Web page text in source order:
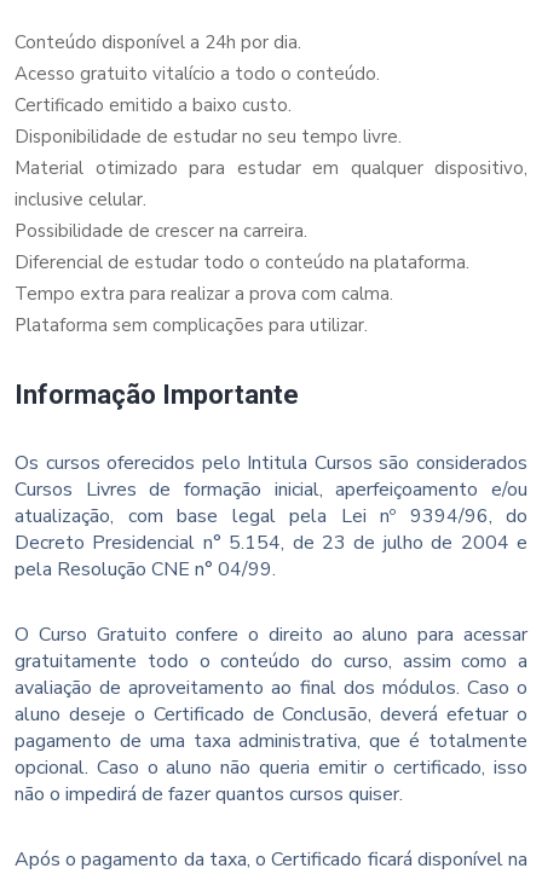
Conteúdo disponível a 24h por dia.
Acesso gratuito vitalício a todo o conteúdo.
Certificado emitido a baixo custo.
Disponibilidade de estudar no seu tempo livre.
Material otimizado para estudar em qualquer dispositivo,
inclusive celular.
Possibilidade de crescer na carreira.
Diferencial de estudar todo o conteúdo na plataforma.
Tempo extra para realizar a prova com calma.
Plataforma sem complicações para utilizar.
Informação Importante
Os cursos oferecidos pelo Intitula Cursos são considerados
Cursos Livres de formação inicial, aperfeiçoamento e/ou
atualização, com base legal pela Lei nº 9394/96, do
Decreto Presidencial n° 5.154, de 23 de julho de 2004 e
pela Resolução CNE n° 04/99.
O Curso Gratuito confere o direito ao aluno para acessar
gratuitamente todo o conteúdo do curso, assim como a
avaliação de aproveitamento ao final dos módulos. Caso o
aluno deseje o Certificado de Conclusão, deverá efetuar o
pagamento de uma taxa administrativa, que é totalmente
opcional. Caso o aluno não queria emitir o certificado, isso
não o impedirá de fazer quantos cursos quiser.
Após o pagamento da taxa, o Certificado ficará disponível na